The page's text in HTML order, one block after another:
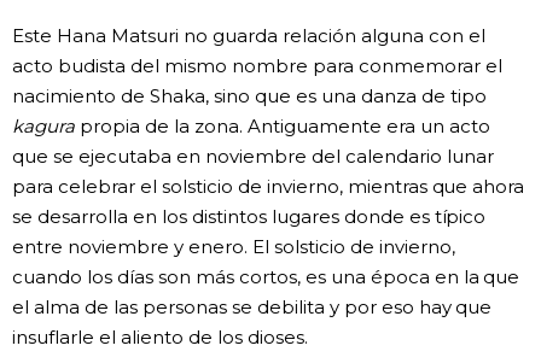
Este Hana Matsuri no guarda relación alguna con el
acto budista del mismo nombre para conmemorar el
nacimiento de Shaka, sino que es una danza de tipo
kagurapropia de la zona. Antiguamente era un acto
que se ejecutaba en noviembre del calendario lunar
para celebrar el solsticio de invierno, mientras que ahora
se desarrolla en los distintos lugares donde es típico
entre noviembre y enero. El solsticio de invierno,
cuando los días son más cortos, es una época en la que
el alma de las personas se debilita y por eso hay que
insuflarle el aliento de los dioses.